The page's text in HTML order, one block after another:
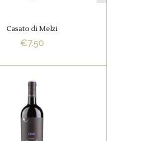
BUY NOW
Casato di Melzi
€7.50
FAVORIETEN
RODE WIJNEN
heeft een volle body